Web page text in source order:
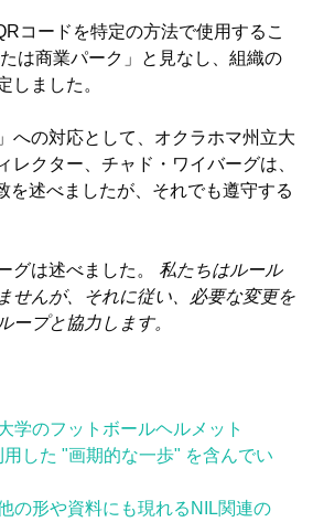
コードを特定の方法で使用するこ
は商業パーク」と見なし、組織の
しました。
への対応として、オクラホマ州立大
レクター、チャド・ワイバーグは、
を述べましたが、それでも遵守する
グは述べました。 私たちはルール
せんが、それに従い、必要な変更を
ープと協力します。
学のフットボールヘルメット
した "画期的な一歩" を含んでい
の形や資料にも現れるNIL関連の